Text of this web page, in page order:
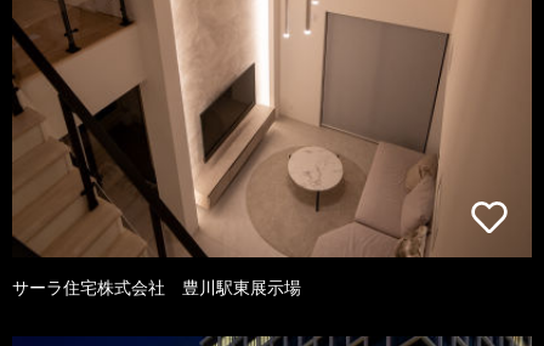
サーラ住宅株式会社 豊川駅東展示場